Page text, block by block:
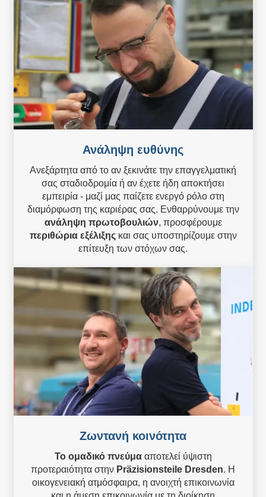
Ανάληψη ευθύνης
Ανεξάρτητα από το αν ξεκινάτε την επαγγελματική
σας σταδιοδρομία ή αν έχετε ήδη αποκτήσει
εμπειρία - μαζί μας παίζετε ενεργό ρόλο στη
διαμόρφωση της καριέρας σας. Ενθαρρύνουμε την
ανάληψη πρωτοβουλιών, προσφέρουμε
περιθώρια εξέλιξηςκαι σας υποστηρίζουμε στην
επίτευξη των στόχων σας.
Ζωντανή κοινότητα
Το ομαδικό πνεύμααποτελεί ύψιστη
προτεραιότητα στην Präzisionsteile Dresden. Η
οικογενειακή ατμόσφαιρα, η ανοιχτή επικοινωνία